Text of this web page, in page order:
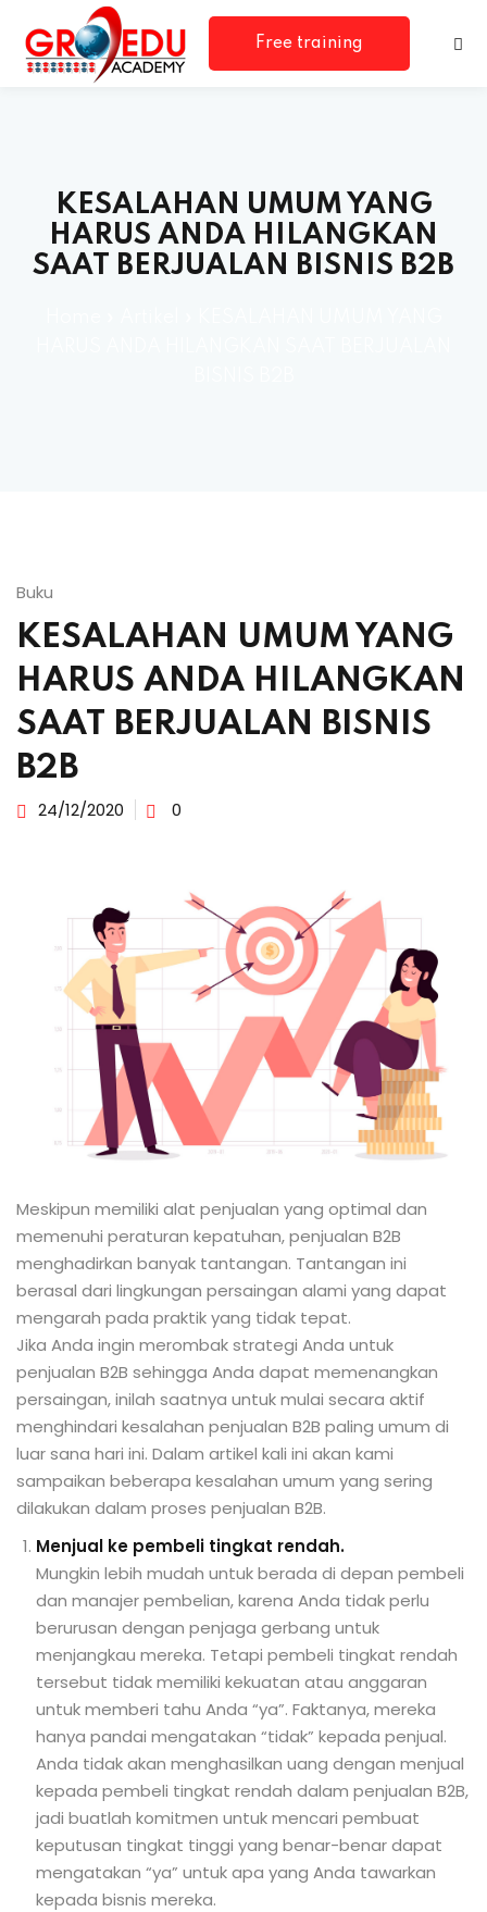
Free training
KESALAHAN UMUM YANG
HARUS ANDA HILANGKAN
SAAT BERJUALAN BISNIS B2B
Buku
KESALAHAN UMUM YANG
HARUS ANDA HILANGKAN
SAAT BERJUALAN BISNIS
B2B
24/12/2020 0
Meskipun memiliki alat penjualan yang optimal dan
memenuhi peraturan kepatuhan, penjualan B2B
menghadirkan banyak tantangan. Tantangan ini
berasal dari lingkungan persaingan alami yang dapat
mengarah pada praktik yang tidak tepat.
Jika Anda ingin merombak strategi Anda untuk
penjualan B2B sehingga Anda dapat memenangkan
persaingan, inilah saatnya untuk mulai secara aktif
menghindari kesalahan penjualan B2B paling umum di
luar sana hari ini. Dalam artikel kali ini akan kami
sampaikan beberapa kesalahan umum yang sering
dilakukan dalam proses penjualan B2B.
Menjual ke pembeli tingkat rendah.
Mungkin lebih mudah untuk berada di depan pembeli
dan manajer pembelian, karena Anda tidak perlu
berurusan dengan penjaga gerbang untuk
menjangkau mereka. Tetapi pembeli tingkat rendah
tersebut tidak memiliki kekuatan atau anggaran
untuk memberi tahu Anda “ya”. Faktanya, mereka
hanya pandai mengatakan “tidak” kepada penjual.
Anda tidak akan menghasilkan uang dengan menjual
kepada pembeli tingkat rendah dalam penjualan B2B,
jadi buatlah komitmen untuk mencari pembuat
keputusan tingkat tinggi yang benar-benar dapat
mengatakan “ya” untuk apa yang Anda tawarkan
kepada bisnis mereka.